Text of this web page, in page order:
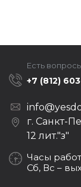
Есть
+7 (812)
г. Санкт-
12 лит."з"
Часы
Сб, Вс –